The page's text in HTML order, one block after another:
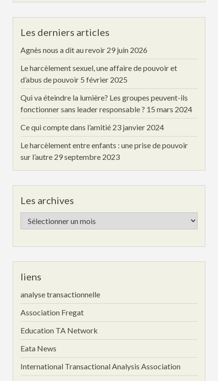
Les derniers articles
Agnès nous a dit au revoir 29 juin 2026
Le harcèlement sexuel, une affaire de pouvoir et
d’abus de pouvoir 5 février 2025
Qui va éteindre la lumière? Les groupes peuvent-ils
fonctionner sans leader responsable ? 15 mars 2024
Ce qui compte dans l’amitié 23 janvier 2024
Le harcèlement entre enfants : une prise de pouvoir
sur l’autre 29 septembre 2023
Les archives
Les
archives
liens
analyse transactionnelle
Association Fregat
Education TA Network
Eata News
International Transactional Analysis Association